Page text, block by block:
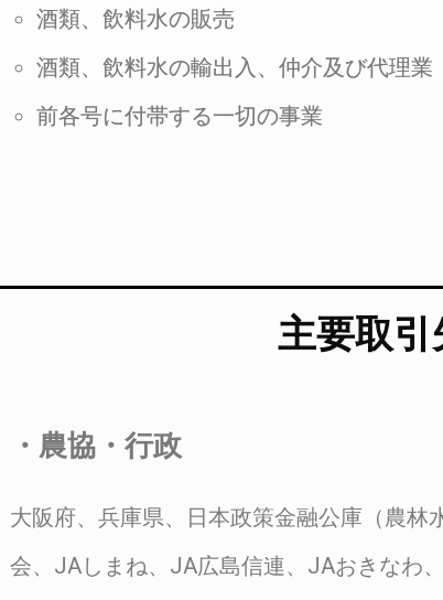
酒類、飲料水の販売
酒類、飲料水の輸出入、仲介及び代理業
前各号に付帯する一切の事業
主要取
・農協・行政
大阪府、兵庫県、日本政策金融公庫（農林
会、JAしまね、JA広島信連、JAおきなわ